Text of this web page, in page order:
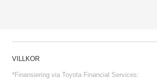
VILLKOR
*Finansiering via Toyota Financial Services: